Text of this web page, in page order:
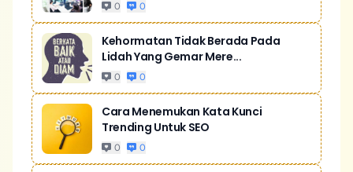
0 0
Kehormatan Tidak Berada Pada
Lidah Yang Gemar Mere...
0 0
Cara Menemukan Kata Kunci
Trending Untuk SEO
0 0